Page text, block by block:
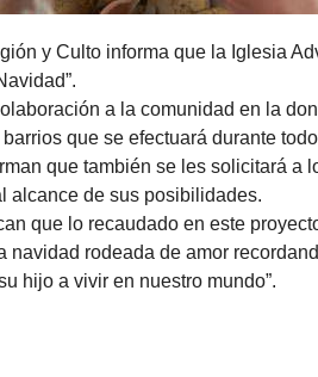
y Culto informa que la Iglesia
a la comunidad en la
que se efectuará durante
que también se les solicitará
alcance de sus posibilidades.
que lo recaudado en este
navidad rodeada de amor
hijo a vivir en nuestro mundo”.